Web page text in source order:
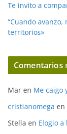
Te invito a
“Cuando
territorios»
Comentarios
Mar en Me caigo
cristianomega en
Stella en Elogio